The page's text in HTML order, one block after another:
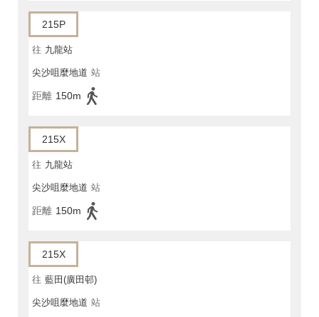
215P
往 九龍站
尖沙咀麼地道 站
距離 150m
215X
往 九龍站
尖沙咀麼地道 站
距離 150m
215X
往 藍田(廣田邨)
尖沙咀麼地道 站